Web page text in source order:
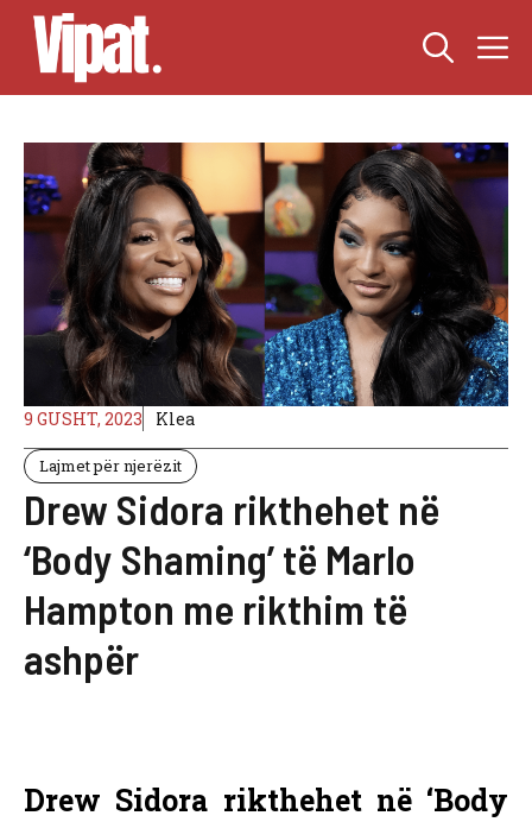
Skip
content
9 GUSHT, 2023 Klea
Lajmet për njerëzit
Drew Sidora rikthehet në
‘Body Shaming’ të Marlo
Hampton me rikthim të
ashpër
Drew Sidora rikthehet në ‘Body